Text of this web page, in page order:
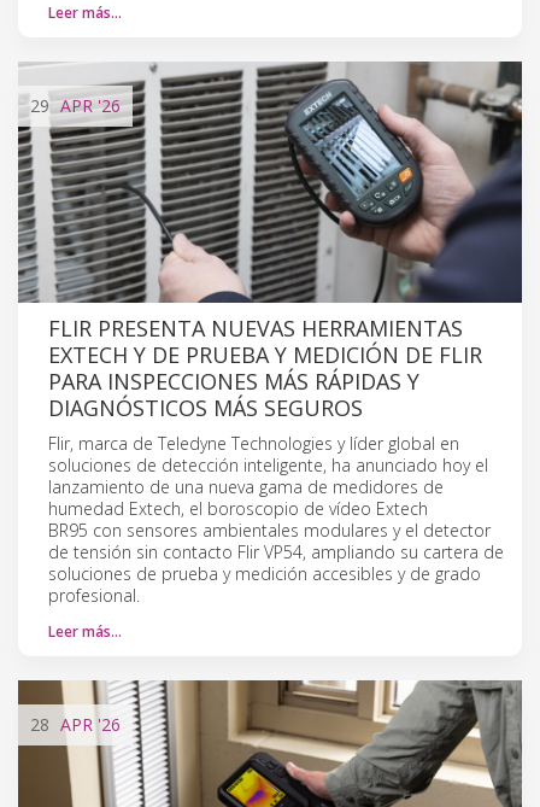
Leer más…
29 APR '26
FLIR PRESENTA NUEVAS HERRAMIENTAS
EXTECH Y DE PRUEBA Y MEDICIÓN DE FLIR
PARA INSPECCIONES MÁS RÁPIDAS Y
DIAGNÓSTICOS MÁS SEGUROS
Flir, marca de Teledyne Technologies y líder global en
soluciones de detección inteligente, ha anunciado hoy el
lanzamiento de una nueva gama de medidores de
humedad Extech, el boroscopio de vídeo Extech
BR95 con sensores ambientales modulares y el detector
de tensión sin contacto Flir VP54, ampliando su cartera de
soluciones de prueba y medición accesibles y de grado
profesional.
Leer más…
28 APR '26